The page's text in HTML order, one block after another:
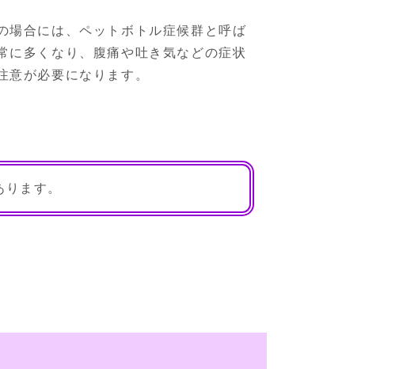
場合には、ペットボトル症候群と呼ば
に多くなり、腹痛や吐き気などの症状
が必要になります。
ます。